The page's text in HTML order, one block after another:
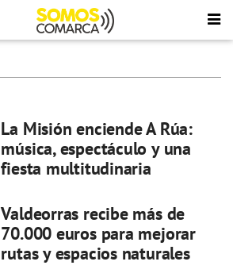
La Misión enciende A Rúa:
música, espectáculo y una
fiesta multitudinaria
Valdeorras recibe más de
70.000 euros para mejorar
rutas y espacios naturales